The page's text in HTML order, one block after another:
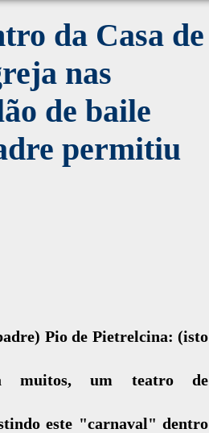
da Casa de
nas
de baile
permitiu
Pio de Pietrelcina: (isto
muitos, um teatro de
este "carnaval" dentro